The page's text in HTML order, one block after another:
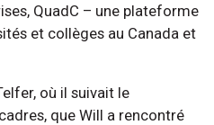
QuadC – une plateforme
et collèges au Canada et
où il suivait le
que Will a rencontré